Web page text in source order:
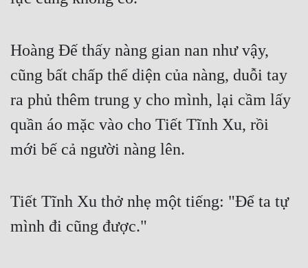
Hoàng Đế thấy nàng gian nan như vậy,
cũng bất chấp thể diện của nàng, duỗi tay
ra phủ thêm trung y cho mình, lại cầm lấy
quần áo mặc vào cho Tiết Tĩnh Xu, rồi
mới bế cả người nàng lên.
Tiết Tĩnh Xu thở nhẹ một tiếng: "Để ta tự
mình đi cũng được."